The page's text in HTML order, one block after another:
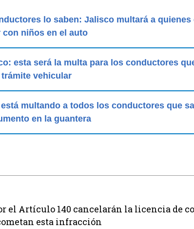
lo saben: Jalisco multará a quienes
niños en el auto
esta será la multa para los conductores
vehicular
multando a todos los conductores que
en la guantera
el Artículo 140 cancelarán la licencia de
esta infracción